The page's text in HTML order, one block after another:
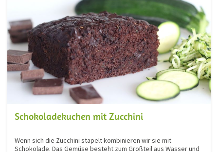
Schokoladekuchen mit Zucchini
Wenn sich die Zucchini stapelt kombinieren wir sie mit
Schokolade. Das Gemüse besteht zum Großteil aus Wasser und